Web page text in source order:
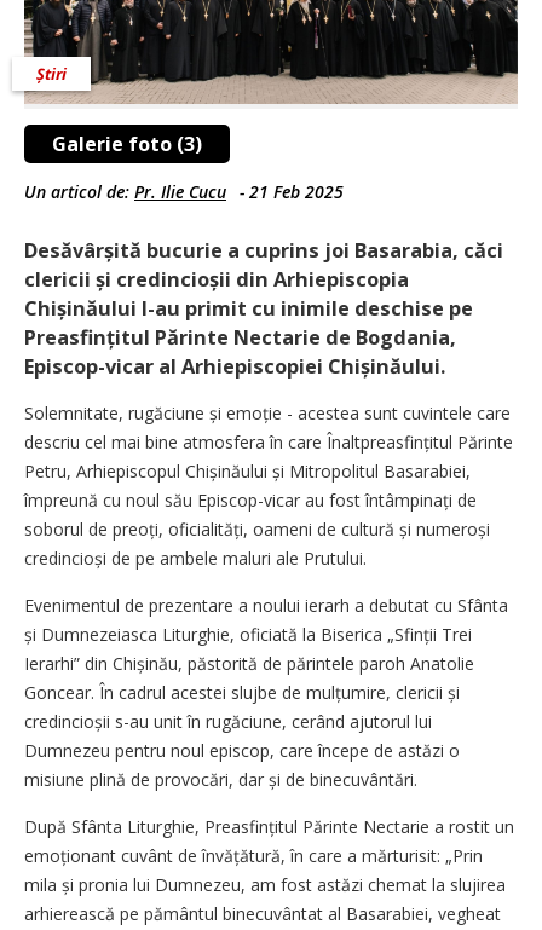
Galerie foto (3)
Știri
Un articol de: Pr. Ilie Cucu - 21 Feb 2025
Desăvârșită bucurie a cuprins joi Basarabia, căci
clericii și credincioșii din Arhiepiscopia
Chișinăului l-au primit cu inimile deschise pe
Preasfințitul Părinte Nectarie de Bogdania,
Episcop-vicar al Arhiepiscopiei Chișinăului.
Solemnitate, rugăciune și emoție - acestea sunt cuvintele care
descriu cel mai bine atmosfera în care Înaltpreasfințitul Părinte
Petru, Arhiepiscopul Chișinăului și Mitropolitul Basarabiei,
împreună cu noul său Episcop-vicar au fost întâmpinați de
soborul de preoți, oficialități, oameni de cultură și nume­roși
credincioși de pe ambele maluri ale Prutului.
Evenimentul de prezentare a noului ierarh a debutat cu Sfânta
și Dumnezeiasca Liturghie, oficiată la Biserica „Sfinții Trei
Ierarhi” din Chișinău, păstorită de părintele paroh Anatolie
Goncear. În cadrul acestei slujbe de mulțumire, clericii și
credincioșii s-au unit în rugăciune, cerând ajutorul lui
Dumnezeu pentru noul episcop, care începe de astăzi o
misiune plină de provocări, dar și de binecuvântări.
După Sfânta Liturghie, Preasfințitul Părinte Nectarie a rostit un
emoționant cuvânt de învățătură, în care a mărturisit: „Prin
mila și pronia lui Dumnezeu, am fost astăzi chemat la slujirea
arhierească pe pământul binecuvântat al Basarabiei, vegheat